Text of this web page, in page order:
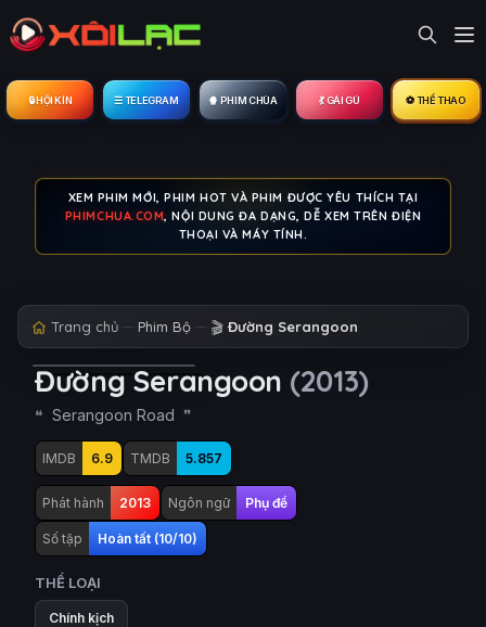
🔒︎ HỘI KÍN ☰ TELEGRAM 🍿 PHIM CHÙA 💃 GÁI GÚ ⚽ THỂ THAO
XEM PHIM MỚI, PHIM HOT VÀ PHIM ĐƯỢC YÊU THÍCH TẠI
PHIMCHUA.COM, NỘI DUNG ĐA DẠNG, DỄ XEM TRÊN ĐIỆN
THOẠI VÀ MÁY TÍNH.
Trang chủ Phim Bộ 🎬 Đường Serangoon
Đường Serangoon (2013)
Serangoon Road
IMDB 6.9 TMDB 5.857
Phát hành 2013 Ngôn ngữ Phụ đề
Số tập Hoàn tất (10/10)
THỂ LOẠI
Chính kịch